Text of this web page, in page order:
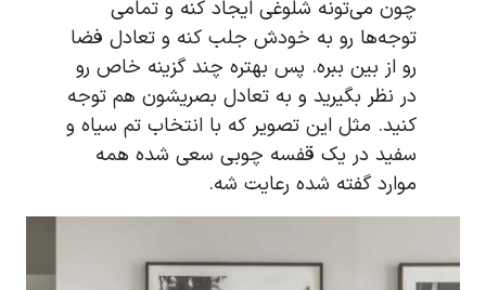
چون می‌تونه شلوغی ایجاد کنه و تمامی
توجه‌ها رو به خودش جلب کنه و تعادل فضا
رو از بین ببره. پس بهتره چند گزینه خاص رو
در نظر بگیرید و به تعادل بصریشون هم توجه
کنید. مثل این تصویر که با انتخاب تم سیاه و
سفید در یک قفسه چوبی سعی شده همه
موارد گفته شده رعایت شه.